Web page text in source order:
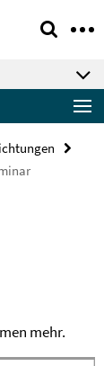
mehr.